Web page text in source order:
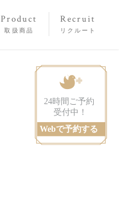
Product
取扱商品
Recruit
リクルート